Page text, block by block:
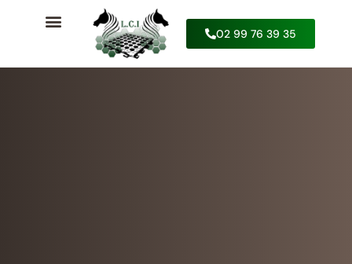
02 99 76 39 35